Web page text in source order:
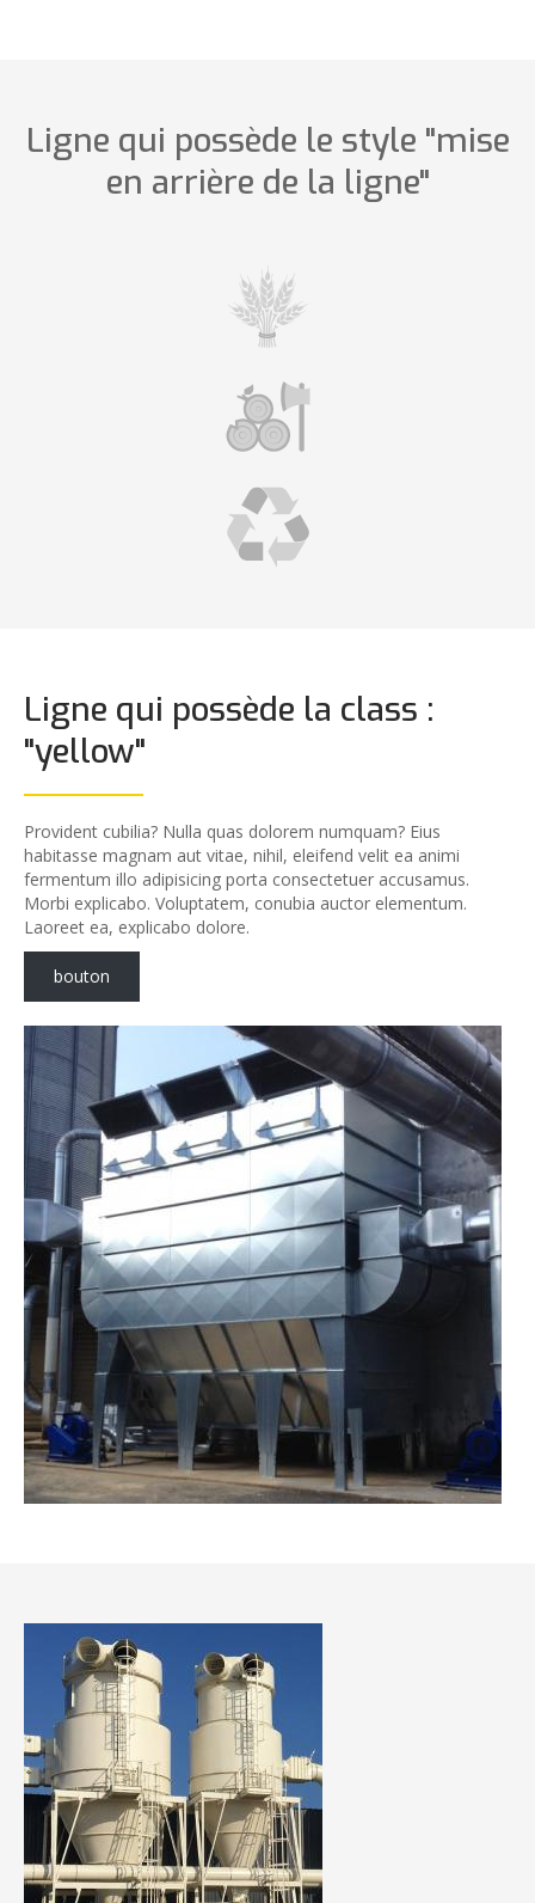
Ligne qui possède le style "mise
en arrière de la ligne"
Ligne qui possède la class :
"yellow"
Provident cubilia? Nulla quas dolorem numquam? Eius
habitasse magnam aut vitae, nihil, eleifend velit ea animi
fermentum illo adipisicing porta consectetuer accusamus.
Morbi explicabo. Voluptatem, conubia auctor elementum.
Laoreet ea, explicabo dolore.
bouton